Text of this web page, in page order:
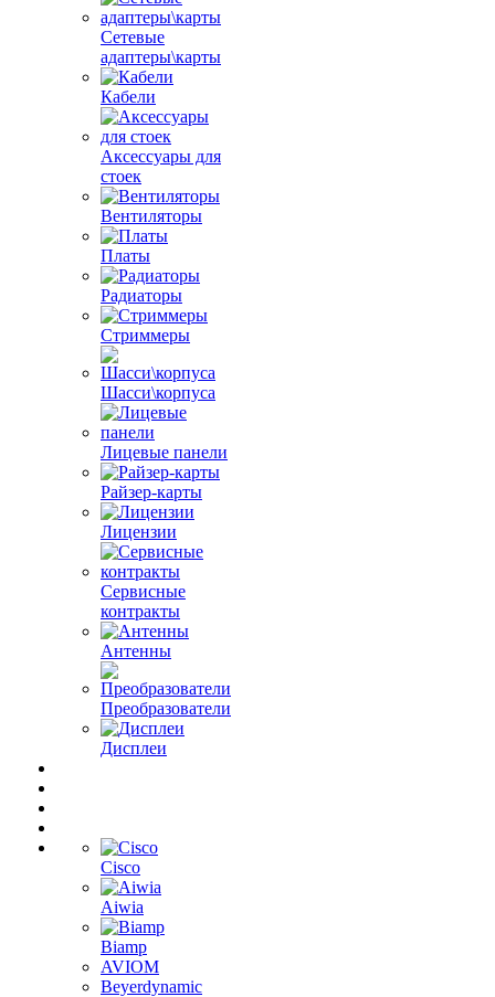
Сетевые
адаптеры\карты
Кабели
Аксессуары для
стоек
Вентиляторы
Платы
Радиаторы
Стриммеры
Шасси\корпуса
Лицевые панели
Райзер-карты
Лицензии
Сервисные
контракты
Антенны
Преобразователи
Дисплеи
Cisco
Aiwia
Biamp
AVIOM
Beyerdynamic